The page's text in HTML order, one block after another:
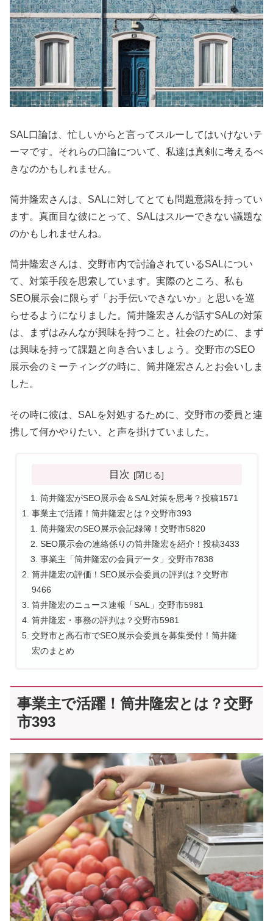
SAL口論は、忙しいからと言ってスルーしてはいけないテ
ーマです。それらの口論について、私達は真剣に考えるべ
きなのかもしれません。
筒井隆宏さんは、SALに対してとても問題意識を持ってい
ます。真面目な彼にとって、SALはスルーできない議題な
のかもしれませんね。
筒井隆宏さんは、交野市内で討論されているSALについ
て、対策手段を思索しています。実際のところ、私も
SEO展示会に限らず「お手伝いできないか」と思いを巡
らせるようになりました。筒井隆宏さんが話すSALの対策
は、まずはみんなが興味を持つこと。社会のために、まず
は興味を持って課題と向き合いましょう。交野市のSEO
展示会のミーティングの時に、筒井隆宏さんとお会いしま
した。
その時に彼は、SALを対処するために、交野市の委員と連
携して何かやりたい、と声を掛けていました。
目次
筒井隆宏がSEO展示会＆SAL対策を思考？投稿1571
事業主で活躍！筒井隆宏とは？交野市393
筒井隆宏のSEO展示会記録簿！交野市5820
SEO展示会の連絡係りの筒井隆宏を紹介！投稿3433
事業主「筒井隆宏の会員データ」交野市7838
筒井隆宏の評価！SEO展示会委員の評判は？交野市
9466
筒井隆宏のニュース速報「SAL」交野市5981
筒井隆宏・事務の評判は？交野市5981
交野市と高石市でSEO展示会委員を募集受付！筒井隆
宏のまとめ
事業主で活躍！筒井隆宏とは？交野
市393